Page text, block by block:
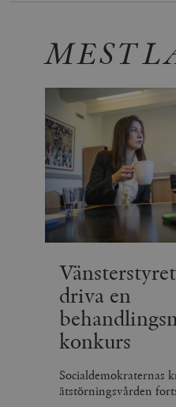
MEST
driva en
konkurs
Socialdemokraternas
ätstörningsvården